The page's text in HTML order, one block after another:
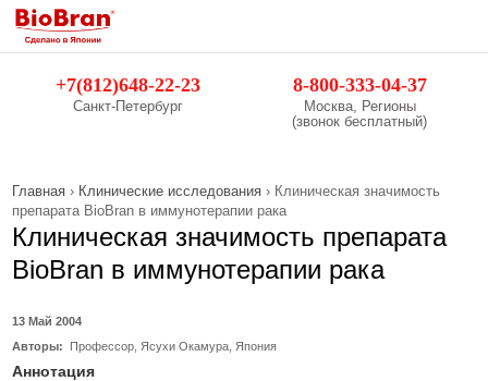
+7(812)648-22-23
Санкт-Петербург
8-800-333-04-37
Москва, Регионы
(звонок бесплатный)
Главная › Клинические исследования › Клиническая значимость
препарата BioBran в иммунотерапии рака
Клиническая значимость препарата
BioBran в иммунотерапии рака
13 Май 2004
Авторы:
Профессор, Ясухи Окамура, Япония
Аннотация